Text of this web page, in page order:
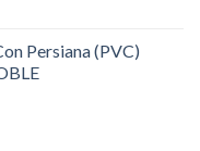
Persiana (PVC)